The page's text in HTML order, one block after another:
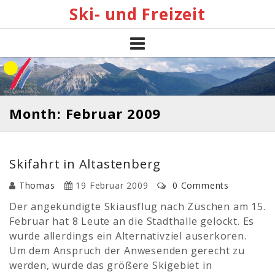
Ski- und Freizeit
Month: Februar 2009
Skifahrt in Altastenberg
Thomas 19 Februar 2009 0 Comments
Der angekündigte Skiausflug nach Züschen am 15.
Februar hat 8 Leute an die Stadthalle gelockt. Es
wurde allerdings ein Alternativziel auserkoren.
Um dem Anspruch der Anwesenden gerecht zu
werden, wurde das größere Skigebiet in